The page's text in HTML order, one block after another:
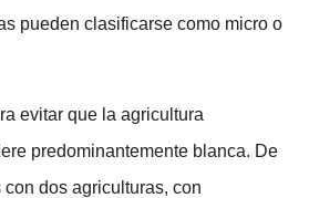
pueden clasificarse como micro o
evitar que la agricultura
predominantemente blanca. De
dos agriculturas, con